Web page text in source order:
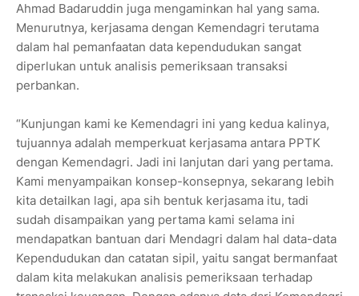
Ahmad Badaruddin juga mengaminkan hal yang sama.
Menurutnya, kerjasama dengan Kemendagri terutama
dalam hal pemanfaatan data kependudukan sangat
diperlukan untuk analisis pemeriksaan transaksi
perbankan.
“Kunjungan kami ke Kemendagri ini yang kedua kalinya,
tujuannya adalah memperkuat kerjasama antara PPTK
dengan Kemendagri. Jadi ini lanjutan dari yang pertama.
Kami menyampaikan konsep-konsepnya, sekarang lebih
kita detailkan lagi, apa sih bentuk kerjasama itu, tadi
sudah disampaikan yang pertama kami selama ini
mendapatkan bantuan dari Mendagri dalam hal data-data
Kependudukan dan catatan sipil, yaitu sangat bermanfaat
dalam kita melakukan analisis pemeriksaan terhadap